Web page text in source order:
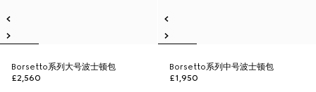
Borsetto系列大号波士顿包
£2,560
Borsetto系列中号波士顿包
£1,950